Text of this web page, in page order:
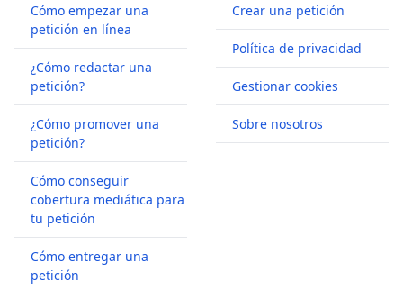
Cómo empezar una
petición en línea
¿Cómo redactar una
petición?
¿Cómo promover una
petición?
Cómo conseguir
cobertura mediática para
tu petición
Cómo entregar una
petición
Crear una petición
Política de privacidad
Gestionar cookies
Sobre nosotros